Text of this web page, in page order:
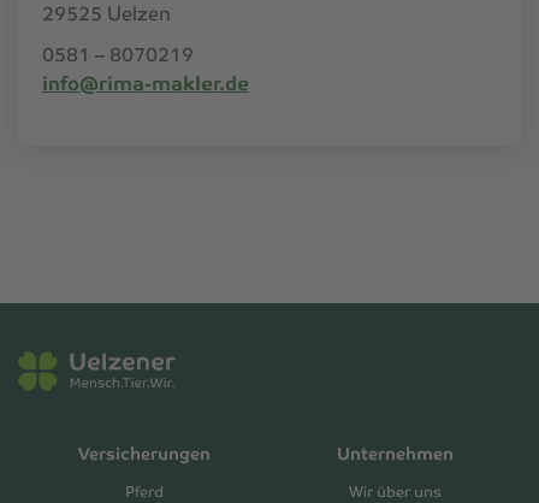
29525 Uelzen
0581 – 8070219
info@rima-makler.de
Versicherungen
Pferd
Unternehmen
Wir über uns